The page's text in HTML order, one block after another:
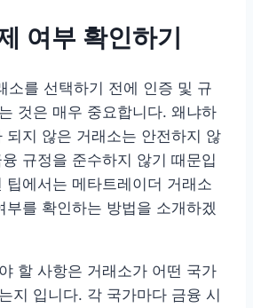
여부 확인하기
소를 선택하기 전에 인증 및 규
것은 매우 중요합니다. 왜냐하
되지 않은 거래소는 안전하지 않
규정을 준수하지 않기 때문입
팁에서는 메타트레이더 거래소
부를 확인하는 방법을 소개하겠
할 사항은 거래소가 어떤 국가
지 입니다. 각 국가마다 금융 시